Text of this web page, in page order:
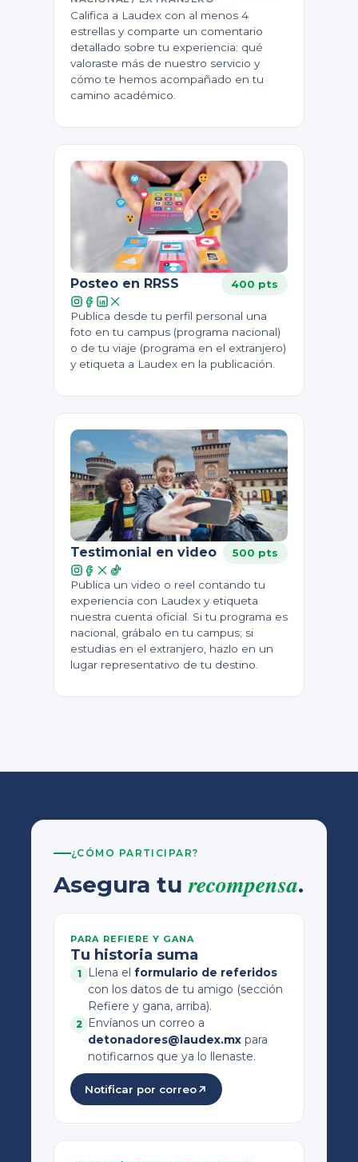
Califica a Laudex con al menos 4
estrellas y comparte un comentario
detallado sobre tu experiencia: qué
valoraste más de nuestro servicio y
cómo te hemos acompañado en tu
camino académico.
Posteo en RRSS 400 pts
Publica desde tu perfil personal una
foto en tu campus (programa nacional)
o de tu viaje (programa en el extranjero)
y etiqueta a Laudex en la publicación.
Testimonial en video 500 pts
Publica un video o reel contando tu
experiencia con Laudex y etiqueta
nuestra cuenta oficial. Si tu programa es
nacional, grábalo en tu campus; si
estudias en el extranjero, hazlo en un
lugar representativo de tu destino.
¿CÓMO PARTICIPAR?
Asegura turecompensa.
PARA REFIERE Y GANA
Tu historia suma
1 Llena el formulario de referidos
con los datos de tu amigo (sección
Refiere y gana, arriba).
2 Envíanos un correo a
detonadores@laudex.mx para
notificarnos que ya lo llenaste.
Notificar por correo